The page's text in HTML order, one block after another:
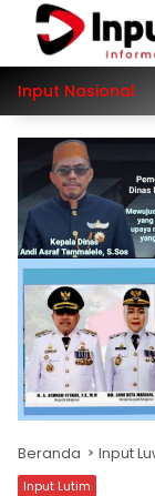
Langsung
konten
Input Nasional
Beranda Input
Input Lutim